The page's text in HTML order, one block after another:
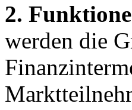
2.
werden die